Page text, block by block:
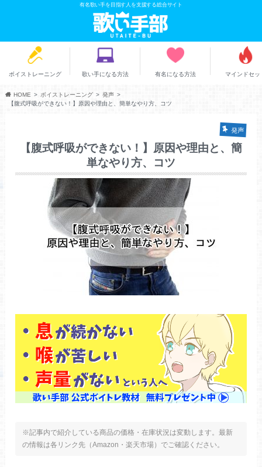
有名歌い手を目指す人を支援する総合サイト
ボイストレーニング 歌い手になる方法 有名になる方法 マインドセッ
HOME ボイストレーニング
発声
【腹式呼吸ができない！】原因や理由と、簡単なやり方、コツ
発声
【腹式呼吸ができない！】原因や理由と、簡
単なやり方、コツ
※記事内で紹介している商品の価格・在庫状況は変動します。最新
の情報は各リンク先（Amazon・楽天市場）でご確認ください。